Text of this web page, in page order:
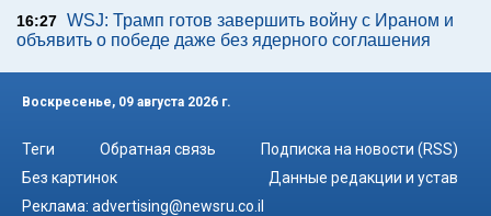
16:27 WSJ: Трамп готов завершить войну с Ираном и
объявить о победе даже без ядерного соглашения
Воскресенье, 09 августа 2026 г.
Теги Обратная связь
Подписка на новости (RSS)
Без картинок
Данные редакции и устав
Реклама: advertising@newsru.co.il